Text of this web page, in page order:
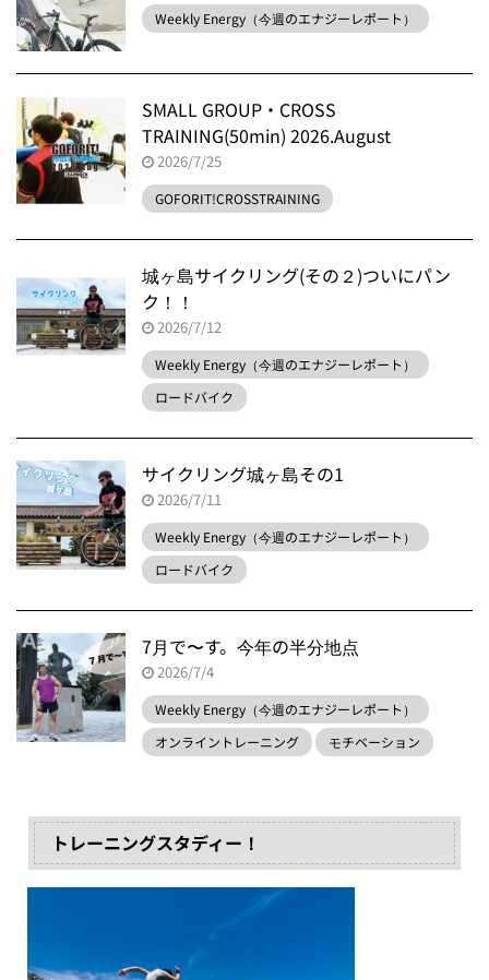
Weekly Energy（今週のエナジーレポート）
SMALL GROUP・CROSS
TRAINING(50min) 2026.August
2026/7/25
GOFORIT!CROSSTRAINING
城ヶ島サイクリング(その２)ついにパン
ク！！
2026/7/12
Weekly Energy（今週のエナジーレポート）
ロードバイク
サイクリング城ヶ島その1
2026/7/11
Weekly Energy（今週のエナジーレポート）
ロードバイク
7月で〜す。今年の半分地点
2026/7/4
Weekly Energy（今週のエナジーレポート）
オンライントレーニング
モチベーション
トレーニングスタディー！